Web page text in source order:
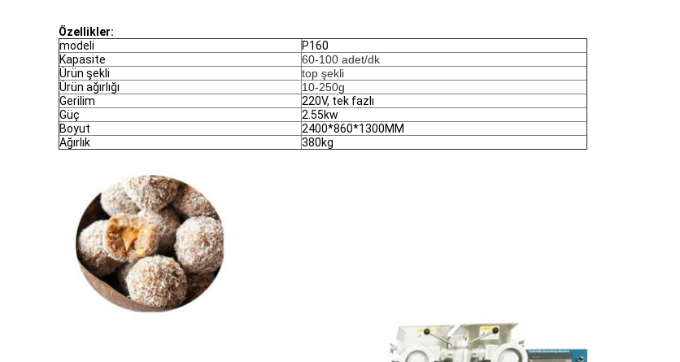
Özellikler:
modeli
P160
Kapasite
60-100 adet/dk
Ürün şekli
top şekli
Ürün ağırlığı
10-250g
Gerilim
220V, tek fazlı
Güç
2.55kw
Boyut
2400*860*1300MM
Ağırlık
380kg